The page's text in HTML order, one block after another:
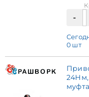
0 шт
24Нм,
муфта